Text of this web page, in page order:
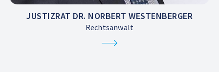
JUSTIZRAT DR. NORBERT WESTENBERGER
Rechtsanwalt